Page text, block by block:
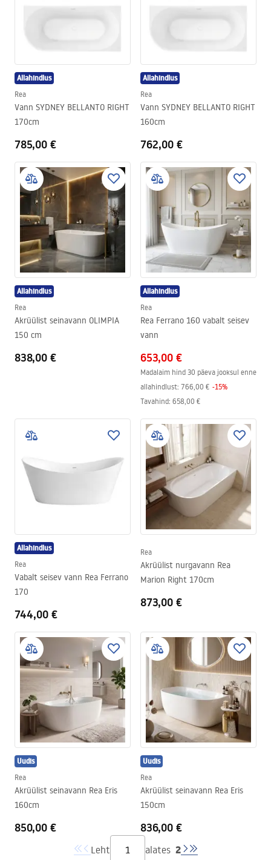
Allahindlus
Rea
Vann SYDNEY BELLANTO RIGHT
170cm
785,00 €
Allahindlus
Rea
Vann SYDNEY BELLANTO RIGHT
160cm
762,00 €
Allahindlus
Rea
Akrüülist seinavann OLIMPIA
150 cm
838,00 €
Allahindlus
Rea
Rea Ferrano 160 vabalt seisev
vann
653,00 €
Madalaim hind 30 päeva jooksul enne
allahindlust: 766,00 € -15%
Tavahind: 658,00 €
Allahindlus
Rea
Vabalt seisev vann Rea Ferrano
170
744,00 €
Rea
Akrüülist nurgavann Rea
Marion Right 170cm
873,00 €
Uudis
Rea
Akrüülist seinavann Rea Eris
160cm
850,00 €
Uudis
Rea
Akrüülist seinavann Rea Eris
150cm
836,00 €
Leht alates 2